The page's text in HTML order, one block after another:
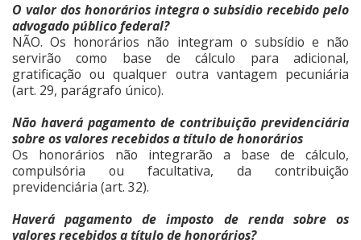
O valor dos honorários integra o subsídio recebido pelo
advogado público federal?
NÃO. Os honorários não integram o subsídio e não
servirão como base de cálculo para adicional,
gratificação ou qualquer outra vantagem pecuniária
(art. 29, parágrafo único).
Não haverá pagamento de contribuição previdenciária
sobre os valores recebidos a título de honorários
Os honorários não integrarão a base de cálculo,
compulsória ou facultativa, da contribuição
previdenciária (art. 32).
Haverá pagamento de imposto de renda sobre os
valores recebidos a título de honorários?